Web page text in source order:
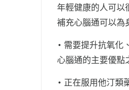
年輕健康的人可以
補充心腦通可以為
• 需要提升抗氧化
心腦通的主要優點
• 正在服用他汀類